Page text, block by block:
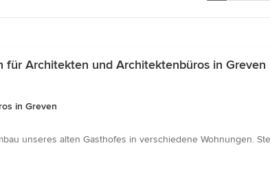
für Architekten und Architektenbüros in Greven
in Greven
unseres alten Gasthofes in verschiedene Wohnungen.